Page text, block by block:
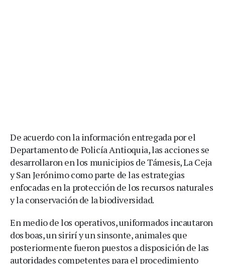
De acuerdo con la información entregada por el
Departamento de Policía Antioquia, las acciones se
desarrollaron en los municipios de Támesis, La Ceja
y San Jerónimo como parte de las estrategias
enfocadas en la protección de los recursos naturales
y la conservación de la biodiversidad.
En medio de los operativos, uniformados incautaron
dos boas, un sirirí y un sinsonte, animales que
posteriormente fueron puestos a disposición de las
autoridades competentes para el procedimiento